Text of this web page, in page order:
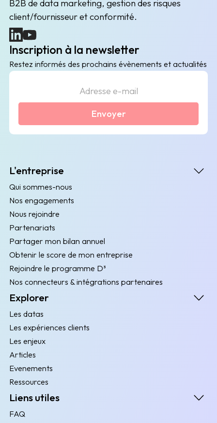
B2B de data marketing, gestion des risques
client/fournisseur et conformité.
(nouvelle fenêtre)
(nouvelle fenêtre)
Inscription à la newsletter
Restez informés des prochains évènements et actualités
Envoyer
L'entreprise
Qui sommes-nous
Nos engagements
Nous rejoindre
Partenariats
Partager mon bilan annuel
Obtenir le score de mon entreprise
Rejoindre le programme D³
Nos connecteurs & intégrations partenaires
Explorer
Les datas
Les expériences clients
Les enjeux
Articles
Evenements
Ressources
Liens utiles
FAQ